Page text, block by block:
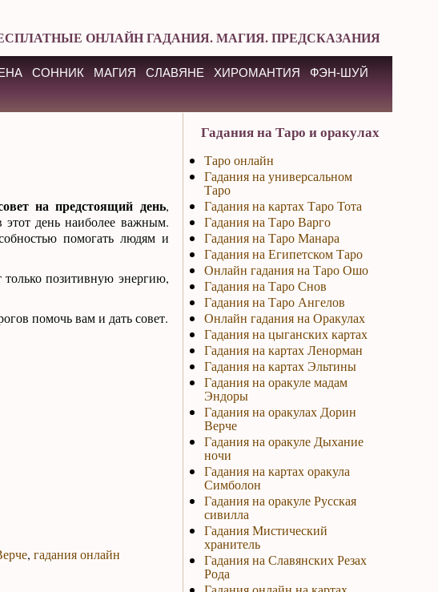
ОНЛАЙН ГАДАНИЯ. МАГИЯ. ПРЕДСКАЗАНИЯ
СОННИК МАГИЯ СЛАВЯНЕ ХИРОМАНТИЯ
ФЭН-ШУЙ
на предстоящий день,
этот день наиболее важным.
помогать людям и
только позитивную энергию,
помочь вам и дать совет.
, гадания онлайн
Гадания на Таро и оракулах
Таро онлайн
Гадания на универсальном
Таро
Гадания на картах Таро Тота
Гадания на Таро Варго
Гадания на Таро Манара
Гадания на Египетском Таро
Онлайн гадания на Таро Ошо
Гадания на Таро Снов
Гадания на Таро Ангелов
Онлайн гадания на Оракулах
Гадания на цыганских картах
Гадания на картах Ленорман
Гадания на картах Эльтины
Гадания на оракуле мадам
Эндоры
Гадания на оракулах Дорин
Верче
Гадания на оракуле Дыхание
ночи
Гадания на картах оракула
Симболон
Гадания на оракуле Русская
сивилла
Гадания Мистический
хранитель
Гадания на Славянских Резах
Рода